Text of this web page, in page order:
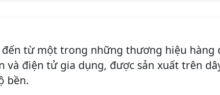
từ một trong những thương hiệu hàng
điện tử gia dụng, được sản xuất trên
bền.